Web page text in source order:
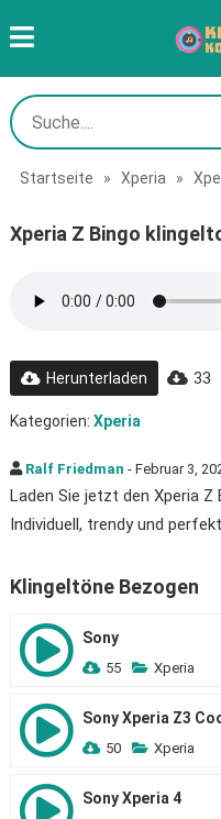
Startseite » Xperia »
Xperia Z Bingo
Herunterladen 33
Kategorien: Xperia
Ralf Friedman - Februar 3,
Laden Sie jetzt den Xperia
Individuell, trendy und
Klingeltöne Bezogen
Sony
55 Xperia
Sony Xperia Z3
50 Xperia
Sony Xperia 4